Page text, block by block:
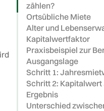
zählen?
Ortsübliche Miete
Alter und
Kapitalwertfaktor
Praxisbeispiel zur
Ausgangslage
Schritt 1:
Schritt 2:
Ergebnis
Unterschied